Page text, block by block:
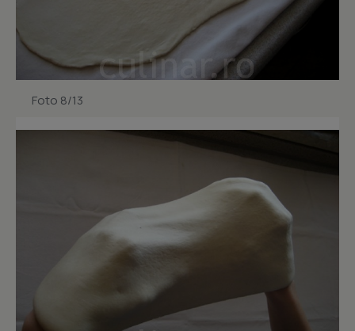
Foto 8/13